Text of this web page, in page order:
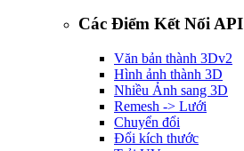
Các Điểm Kết Nối API
Văn bản thành 3Dv2
Hình ảnh thành 3D
Nhiều Ảnh sang 3D
Remesh -> Lưới
Chuyển đổi
Đổi kích thước